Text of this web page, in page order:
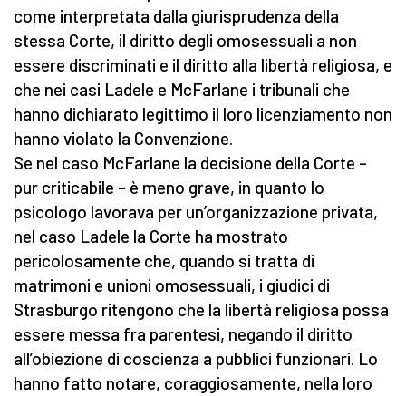
come interpretata dalla giurisprudenza della
stessa Corte, il diritto degli omosessuali a non
essere discriminati e il diritto alla libertà religiosa, e
che nei casi Ladele e McFarlane i tribunali che
hanno dichiarato legittimo il loro licenziamento non
hanno violato la Convenzione.
Se nel caso McFarlane la decisione della Corte –
pur criticabile – è meno grave, in quanto lo
psicologo lavorava per un’organizzazione privata,
nel caso Ladele la Corte ha mostrato
pericolosamente che, quando si tratta di
matrimoni e unioni omosessuali, i giudici di
Strasburgo ritengono che la libertà religiosa possa
essere messa fra parentesi, negando il diritto
all’obiezione di coscienza a pubblici funzionari. Lo
hanno fatto notare, coraggiosamente, nella loro